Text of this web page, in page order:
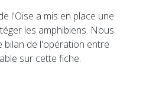
l'Oise a mis en place une
les amphibiens. Nous
bilan de l'opération entre
sur cette fiche.